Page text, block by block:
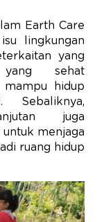
Earth Care
lingkungan
yang
sehat
mampu hidup
Sebaliknya,
juga
menjaga
ruang hidup